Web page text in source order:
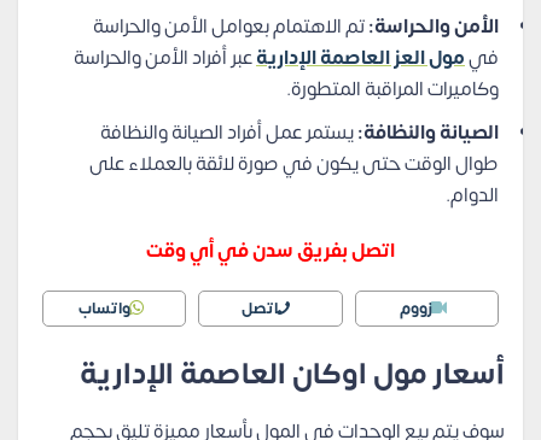
الأمن والحراسة:تم الاهتمام بعوامل الأمن والحراسة
فيمول العز العاصمة الإداريةعبر أفراد الأمن والحراسة
وكاميرات المراقبة المتطورة.
الصيانة والنظافة:يستمر عمل أفراد الصيانة والنظافة
طوال الوقت حتى يكون في صورة لائقة بالعملاء على
الدوام.
اتصل بفريق سدن في أي وقت
زووم اتصل واتساب
أسعار مول اوكان العاصمة الإدارية
سوف يتم بيع الوحدات في المول بأسعار مميزة تليق بحجم